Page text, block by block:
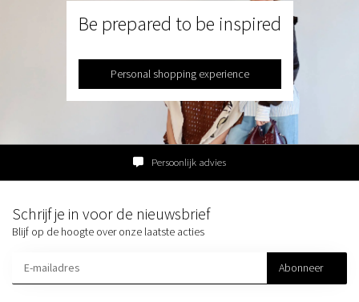
Be prepared to be inspired
Personal shopping experience
Persoonlijk advies
Schrijf je in voor de nieuwsbrief
Blijf op de hoogte over onze laatste acties
Abonneer